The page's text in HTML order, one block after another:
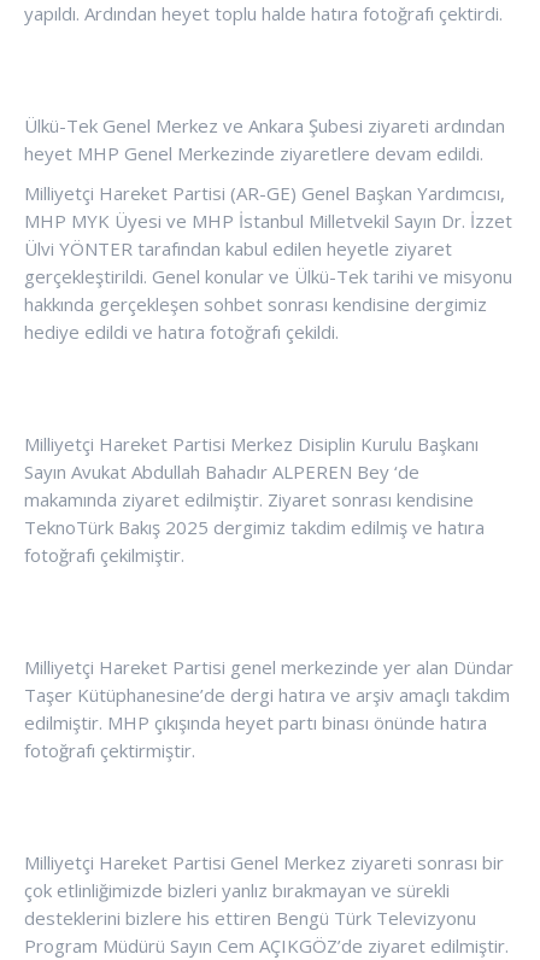
yapıldı. Ardından heyet toplu halde hatıra fotoğrafı çektirdi.
Ülkü-Tek Genel Merkez ve Ankara Şubesi ziyareti ardından
heyet MHP Genel Merkezinde ziyaretlere devam edildi.
Milliyetçi Hareket Partisi (AR-GE) Genel Başkan Yardımcısı,
MHP MYK Üyesi ve MHP İstanbul Milletvekil Sayın Dr. İzzet
Ülvi YÖNTER tarafından kabul edilen heyetle ziyaret
gerçekleştirildi. Genel konular ve Ülkü-Tek tarihi ve misyonu
hakkında gerçekleşen sohbet sonrası kendisine dergimiz
hediye edildi ve hatıra fotoğrafı çekildi.
Milliyetçi Hareket Partisi Merkez Disiplin Kurulu Başkanı
Sayın Avukat Abdullah Bahadır ALPEREN Bey ‘de
makamında ziyaret edilmiştir. Ziyaret sonrası kendisine
TeknoTürk Bakış 2025 dergimiz takdim edilmiş ve hatıra
fotoğrafı çekilmiştir.
Milliyetçi Hareket Partisi genel merkezinde yer alan Dündar
Taşer Kütüphanesine’de dergi hatıra ve arşiv amaçlı takdim
edilmiştir. MHP çıkışında heyet partı binası önünde hatıra
fotoğrafı çektirmiştir.
Milliyetçi Hareket Partisi Genel Merkez ziyareti sonrası bir
çok etlinliğimizde bizleri yanlız bırakmayan ve sürekli
desteklerini bizlere his ettiren Bengü Türk Televizyonu
Program Müdürü Sayın Cem AÇIKGÖZ’de ziyaret edilmiştir.